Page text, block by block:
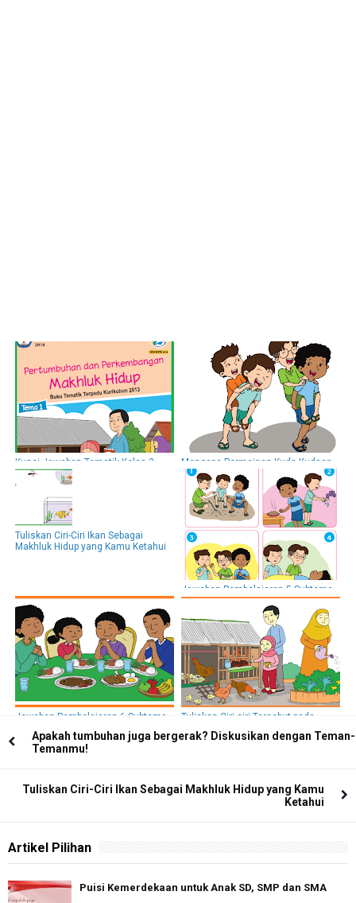
Kunci Jawaban Tematik Kelas 3
Tema 1 Pertumbuhan dan
Perkembangan Makhluk Hidup
Mengapa Permainan Kuda-Kudaan
Dapat Membantu Memperkuat
Tangan dan Kaki!
Tuliskan Ciri-Ciri Ikan Sebagai
Makhluk Hidup yang Kamu Ketahui
Jawaban Pembelajaran 5 Subtema
1 Tema 1 Kelas 3 SD
Jawaban Pembelajaran 6 Subtema
Tuliskan Ciri-ciri Tersebut pada
Apakah tumbuhan juga bergerak? Diskusikan dengan Teman-
Temanmu!
Tuliskan Ciri-Ciri Ikan Sebagai Makhluk Hidup yang Kamu
Ketahui
Artikel Pilihan
Puisi Kemerdekaan untuk Anak SD, SMP dan SMA